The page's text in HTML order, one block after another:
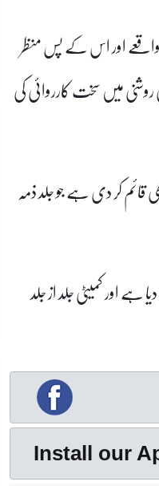
اور اس کے پس منظر
میں سخت کارروائی کی
قائم کر دی ہے جو جلد ذمہ
اور کمیٹی جلد از جلد
Install our